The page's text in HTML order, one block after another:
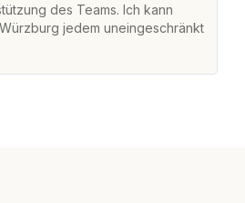
des Teams. Ich kann
jedem uneingeschränkt